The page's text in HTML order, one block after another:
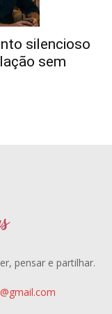
silencioso
sem
pensar e partilhar.